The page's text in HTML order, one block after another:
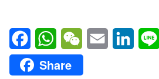
FacebookWhatsAppWeChatEmail
Share